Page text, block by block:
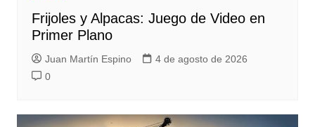
Frijoles y Alpacas: Juego de Video en
Primer Plano
Juan Martín Espino
4 de agosto de 2026
0